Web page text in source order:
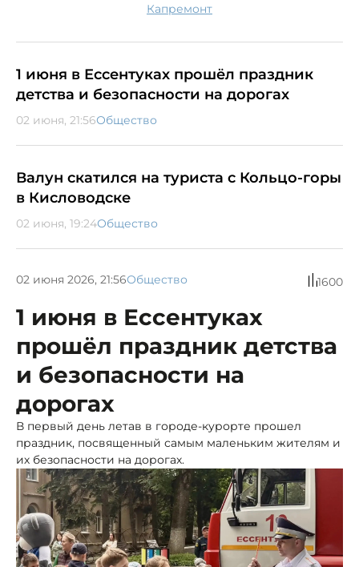
капремонт
1 июня в Ессентуках прошёл праздник
детства и безопасности на дорогах
02 июня, 21:56Общество
Валун скатился на туриста с Кольцо-горы
в Кисловодске
02 июня, 19:24Общество
02 июня 2026, 21:56Общество 1600
1 июня в Ессентуках
прошёл праздник детства
и безопасности на
дорогах
В первый день летав в городе-курорте прошел
праздник, посвященный самым маленьким жителям и
их безопасности на дорогах.